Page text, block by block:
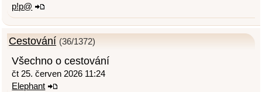
p!p@
Cestování (36/1372)
Všechno o cestování
čt 25. červen 2026 11:24
Elephant